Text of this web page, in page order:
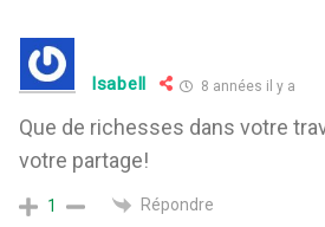
Isabell 8 années il y a
Que de richesses dans votre
votre partage!
1 Répondre